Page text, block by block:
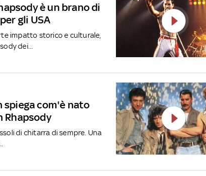
è un brano di
gli USA
impatto storico e culturale,
dei...
spiega com'è nato
Rhapsody
di chitarra di sempre. Una